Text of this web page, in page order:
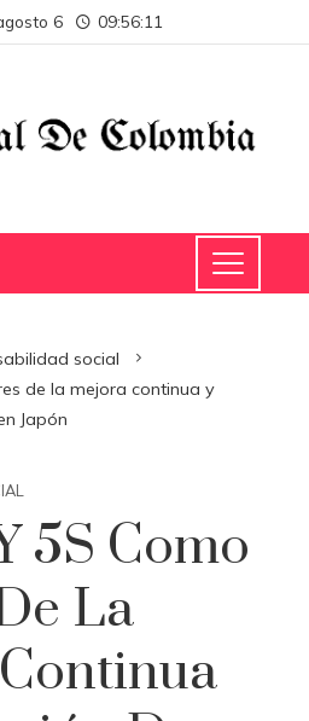
6 09:56:12
social
de la mejora continua y
Japón
5S Como
La